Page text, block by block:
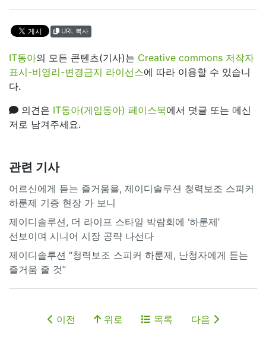
URL 복사
IT동아의 모든 콘텐츠(기사)는 Creative commons 저작자
표시-비영리-변경금지 라이선스에 따라 이용할 수 있습니
다.
의견은 IT동아(게임동아) 페이스북에서 덧글 또는 메신
저로 남겨주세요.
관련 기사
어르신에게 듣는 즐거움을, 제이디솔루션 청력보조 스피커
하룬제 기증 현장 가 보니
제이디솔루션, 더 라이프 스타일 박람회에 ‘하룬제’
선보이며 시니어 시장 공략 나선다
제이디솔루션 “청력보조 스피커 하룬제, 난청자에게 듣는
즐거움 줄 것”
이전 위로 목록 다음